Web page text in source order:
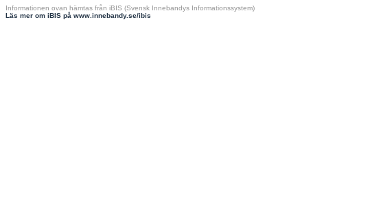
Informationen ovan hämtas från iBIS (Svensk Innebandys Informationssystem)
Läs mer om iBIS på www.innebandy.se/ibis